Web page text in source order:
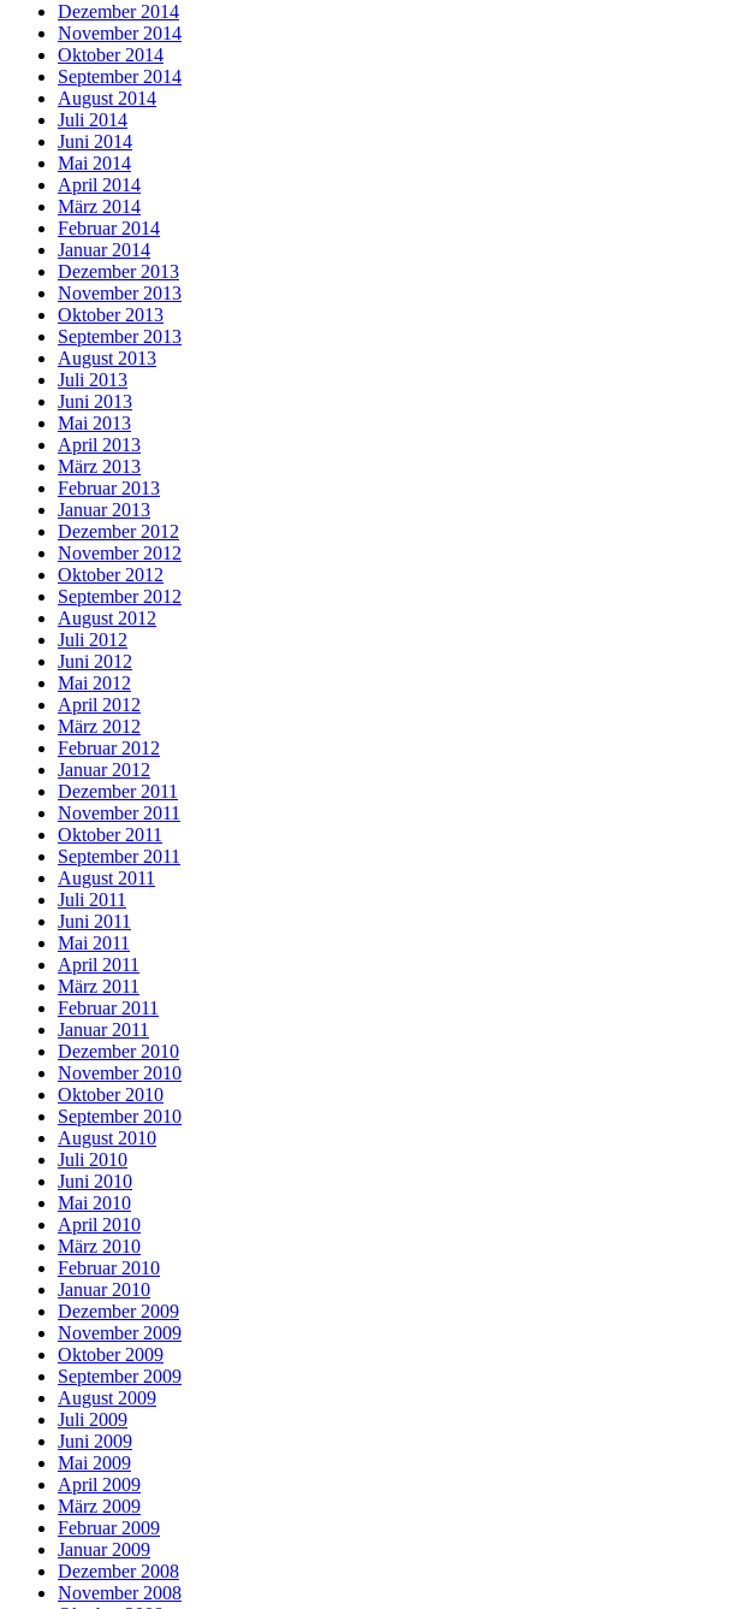
Dezember 2014
November 2014
Oktober 2014
September 2014
August 2014
Juli 2014
Juni 2014
Mai 2014
April 2014
März 2014
Februar 2014
Januar 2014
Dezember 2013
November 2013
Oktober 2013
September 2013
August 2013
Juli 2013
Juni 2013
Mai 2013
April 2013
März 2013
Februar 2013
Januar 2013
Dezember 2012
November 2012
Oktober 2012
September 2012
August 2012
Juli 2012
Juni 2012
Mai 2012
April 2012
März 2012
Februar 2012
Januar 2012
Dezember 2011
November 2011
Oktober 2011
September 2011
August 2011
Juli 2011
Juni 2011
Mai 2011
April 2011
März 2011
Februar 2011
Januar 2011
Dezember 2010
November 2010
Oktober 2010
September 2010
August 2010
Juli 2010
Juni 2010
Mai 2010
April 2010
März 2010
Februar 2010
Januar 2010
Dezember 2009
November 2009
Oktober 2009
September 2009
August 2009
Juli 2009
Juni 2009
Mai 2009
April 2009
März 2009
Februar 2009
Januar 2009
Dezember 2008
November 2008